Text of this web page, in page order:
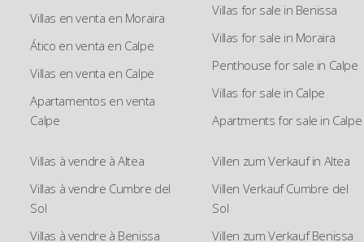
Villas en venta en Moraira
Ático en venta en Calpe
Villas en venta en Calpe
Apartamentos en venta
Calpe
Villas for sale in Benissa
Villas for sale in Moraira
Penthouse for sale in Calpe
Villas for sale in Calpe
Apartments for sale in Calpe
Villas à vendre à Altea
Villas à vendre Cumbre del
Sol
Villas à vendre à Benissa
Villen zum Verkauf in Altea
Villen Verkauf Cumbre del
Sol
Villen zum Verkauf Benissa